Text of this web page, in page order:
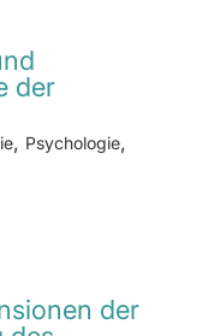
der
, Psychologie,
der